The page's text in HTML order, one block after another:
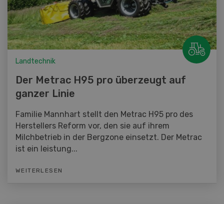
Landtechnik
Der Metrac H95 pro überzeugt auf
ganzer Linie
Familie Mannhart stellt den Metrac H95 pro des
Herstellers Reform vor, den sie auf ihrem
Milchbetrieb in der Bergzone einsetzt. Der Metrac
ist ein leistung...
WEITERLESEN